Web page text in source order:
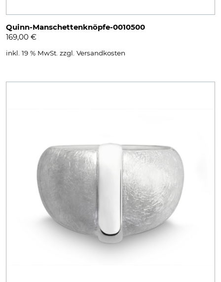
Quinn-Manschettenknöpfe-0010500
169,00 €
inkl. 19 % MwSt. zzgl. Versandkosten